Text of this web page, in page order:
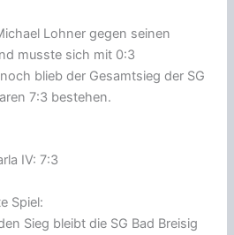
Lohner gegen seinen
musste sich mit 0:3
blieb der Gesamtsieg der SG
7:3 bestehen.
IV: 7:3
Spiel:
Sieg bleibt die SG Bad Breisig